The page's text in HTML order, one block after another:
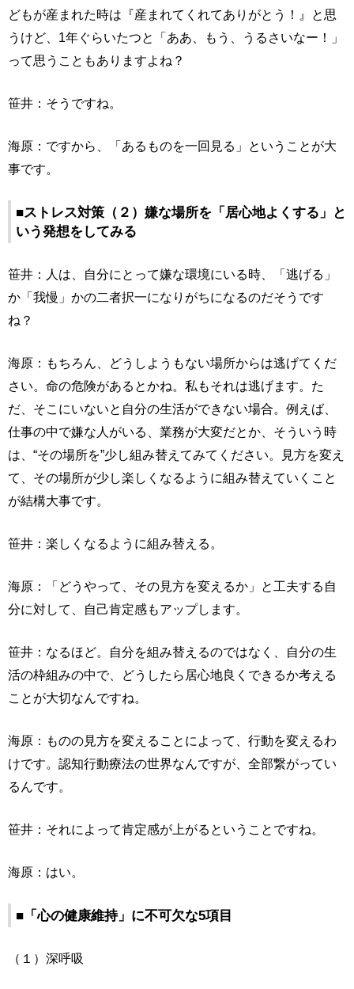
どもが産まれた時は『産まれてくれてありがとう！』と思
うけど、1年ぐらいたつと「ああ、もう、うるさいなー！」
って思うこともありますよね？
笹井：そうですね。
海原：ですから、「あるものを一回見る」ということが大
事です。
■ストレス対策（２）嫌な場所を「居心地よくする」と
いう発想をしてみる
笹井：人は、自分にとって嫌な環境にいる時、「逃げる」
か「我慢」かの二者択一になりがちになるのだそうです
ね？
海原：もちろん、どうしようもない場所からは逃げてくだ
さい。命の危険があるとかね。私もそれは逃げます。た
だ、そこにいないと自分の生活ができない場合。例えば、
仕事の中で嫌な人がいる、業務が大変だとか、そういう時
は、“その場所を”少し組み替えてみてください。見方を変え
て、その場所が少し楽しくなるように組み替えていくこと
が結構大事です。
笹井：楽しくなるように組み替える。
海原：「どうやって、その見方を変えるか」と工夫する自
分に対して、自己肯定感もアップします。
笹井：なるほど。自分を組み替えるのではなく、自分の生
活の枠組みの中で、どうしたら居心地良くできるか考える
ことが大切なんですね。
海原：ものの見方を変えることによって、行動を変えるわ
けです。認知行動療法の世界なんですが、全部繋がってい
るんです。
笹井：それによって肯定感が上がるということですね。
海原：はい。
■「心の健康維持」に不可欠な5項目
（１）深呼吸